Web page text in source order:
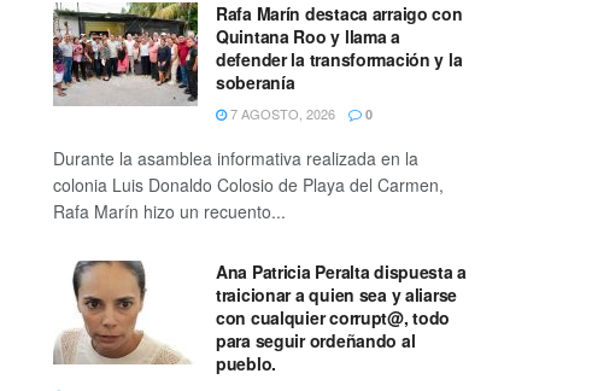
Rafa Marín destaca arraigo con
Quintana Roo y llama a
defender la transformación y la
soberanía
7 AGOSTO, 2026 0
Durante la asamblea informativa realizada en la
colonia Luis Donaldo Colosio de Playa del Carmen,
Rafa Marín hizo un recuento...
Ana Patricia Peralta dispuesta a
traicionar a quien sea y aliarse
con cualquier corrupt@, todo
para seguir ordeñando al
pueblo.